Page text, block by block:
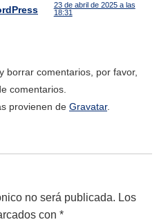
23 de abril de 2025 a las
18:31
borrar comentarios, por favor,
comentarios.
provienen de Gravatar.
no será publicada. Los
con *